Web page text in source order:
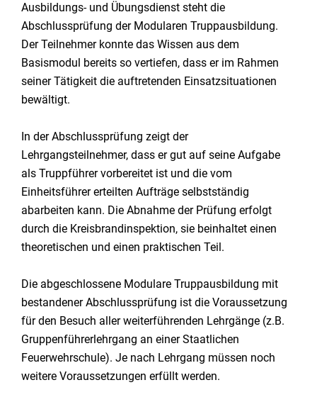
Ausbildungs- und Übungsdienst steht die
Abschlussprüfung der Modularen Truppausbildung.
Der Teilnehmer konnte das Wissen aus dem
Basismodul bereits so vertiefen, dass er im Rahmen
seiner Tätigkeit die auftretenden Einsatzsituationen
bewältigt.
In der Abschlussprüfung zeigt der
Lehrgangsteilnehmer, dass er gut auf seine Aufgabe
als Truppführer vorbereitet ist und die vom
Einheitsführer erteilten Aufträge selbstständig
abarbeiten kann. Die Abnahme der Prüfung erfolgt
durch die Kreisbrandinspektion, sie beinhaltet einen
theoretischen und einen praktischen Teil.
Die abgeschlossene Modulare Truppausbildung mit
bestandener Abschlussprüfung ist die Voraussetzung
für den Besuch aller weiterführenden Lehrgänge (z.B.
Gruppenführerlehrgang an einer Staatlichen
Feuerwehrschule). Je nach Lehrgang müssen noch
weitere Voraussetzungen erfüllt werden.